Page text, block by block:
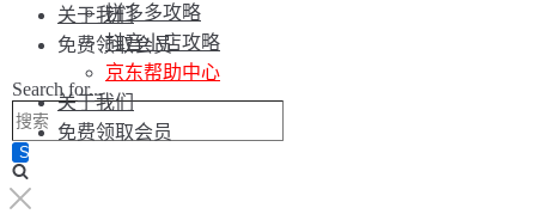
关于我们
免费领取会员
Search for...
拼多多攻略
抖音小店攻略
京东帮助中心
关于我们
免费领取会员